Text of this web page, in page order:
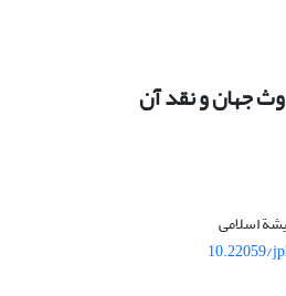
جهان و نقد آن
اسلامی
10.22059/